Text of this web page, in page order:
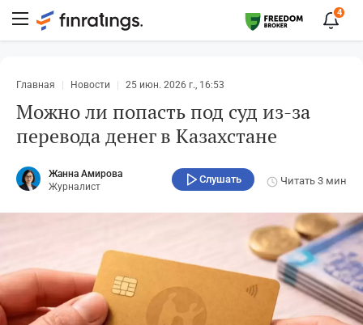
4
Главная Новости 25 июн. 2026 г., 16:53
Можно ли попасть под суд из-за
перевода денег в Казахстане
Жанна Амирова
Журналист
Слушать Читать 3 мин